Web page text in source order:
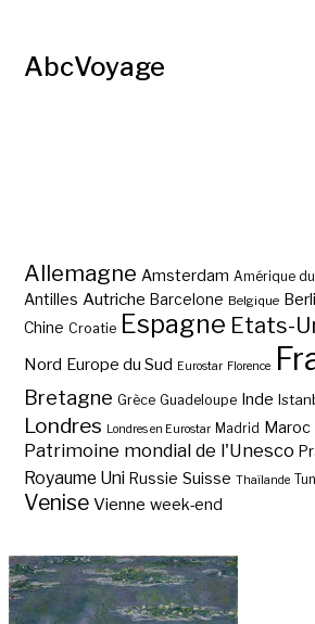
AbcVoyage
Allemagne Amsterdam Amérique
Antilles Autriche Barcelone Belgique
Chine Croatie Espagne Etats-
Nord Europe du Sud Eurostar Florence
Bretagne Grèce Guadeloupe Inde
Londres Londres en Eurostar Madrid Maroc
Patrimoine mondial de l'Unesco
Royaume Uni Russie Suisse Thaïlande
Venise Vienne week-end